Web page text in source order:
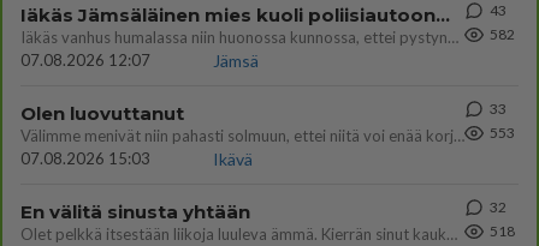
Iäkäs Jämsäläinen mies kuoli poliisiautoon matkalla Jyväskylän putkaan
Iäkäs vanhus humalassa niin huonossa kunnossa, ettei pystynyt huolehtimaan itsestään niin ainoa apu sillä hetkellä oli
07.08.2026 12:07
Jämsä
43
582
Olen luovuttanut
Välimme menivät niin pahasti solmuun, ettei niitä voi enää korjata. On aika jatkaa elämässä eteenpäin. Toivon sulle kaik
07.08.2026 15:03
Ikävä
33
553
En välitä sinusta yhtään
Olet pelkkä itsestään liikoja luuleva ämmä. Kierrän sinut kaukaa nyt ja aina. Olit mulle pelkkä lelu vaan.
32
518